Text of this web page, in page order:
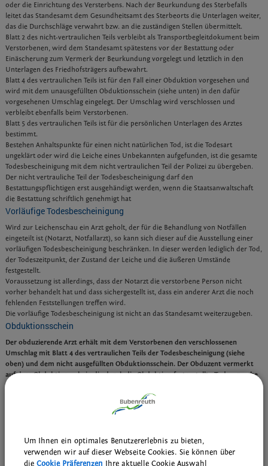
oder die Einrichtung des Versterbens. Nach der Beurkundung des Sterbefalls
leitet das Standesamt dem Gesundheitsamt des Sterbeorts die Unterlagen weiter,
das die Durchschläge verwahrt bzw. an die zuständigen Stellen übermittelt.
Blatt 2 des nicht-vertraulichen Teils verbleibt als Transportbegleitdokument beim
Verstorbenen, wird dem Standesamt spätestens vor der Bestattung oder
Einäscherung zum Vermerk der Beurkundung vorgelegt und letztlich in den
Unterlagen des Friedhofsträgers aufbewahrt.
Blatt 4 des vertraulichen Teils ist für den Fall einer Obduktion vorgesehen und
wird mit dem unausgefüllten Obduktionsschein (siehe unten) in den dafür
vorgesehenen Umschlag eingelegt. Der Umschlag wird verschlossen und
verbleibt ebenfalls beim Verstorbenen.
Blatt 5 des vertraulichen Teils ist für die persönlichen Unterlagen des Arztes
bestimmt.
Bestehen Anhaltspunkte für einen nicht natürlichen Tod, ist die Todesart
ungeklärt oder wird die Leiche eines Unbekannten aufgefunden, ist die gesamte
Todesbescheinigung mit dem nicht vertraulichen Teil der Polizei zu übergeben.
Der nicht vertrauliche Teil der Todesbescheinigung darf den
Bestattungspflichtigen erst ausgehändigt werden, wenn die Staatsanwaltschaft
die Bestattung schriftlich genehmigt hat
Vorläufige Todesbescheinigung
Wird zur Leichenschau ein Arzt geholt, der für die Behandlung von Notfällen
eingeteilt ist (Notarzt, Notfallarzt), so kann sich dieser auf die Ausstellung einer
vorläufigen Todesbescheinigung beschränken. In dieser werden lediglich der Tod,
der Todeszeitpunkt, der Zustand der Leiche und die äußeren Umstände
festgestellt.
Voraussetzung ist allerdings, dass der Notarzt die verstorbene Person nicht
vorher behandelt hat und dass sichergestellt ist, dass ein anderer Arzt die noch
fehlenden Feststellungen treffen wird.
Die vorläufige Todesbescheinigung ist nicht an das Standesamt weiterzugeben.
Obduktionsschein
Der obduzierende Arzt erhält mit dem Verstorbenen den verschlossenen
Umschlag mit Blatt 4 des vertraulichen Teils der Todesbescheinigung (siehe
oben) und dem nicht ausgefüllten Obduktionsschein. Der Obduzent vermerkt
auf dem Obduktionsschein die durch die Obduktion festgestellte Todesursache
und andere wesentliche Krankheiten. Der obduzierende Arzt leitet den
Obduktionsschein unverzüglich dem Gesundheitsamt zu.
ein Land hindurch überführt wird, das einen solchen verlangt (siehe unter
"Verwandte Themen").
Um Ihnen ein optimales Benutzererlebnis zu bieten,
verwenden wir auf dieser Webseite Cookies. Sie können über
die Cookie Präferenzen Ihre aktuelle Cookie Auswahl